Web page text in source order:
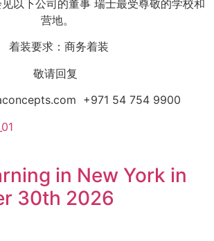
以下公司的董事 瑞士最受尊敬的学校和
营地。
着装要求：商务着装
敬请回复
+971 54 754 9900
in New York in
30th 2026